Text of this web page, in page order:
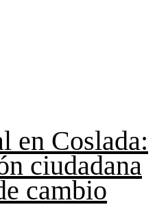
en Coslada:
ciudadana
cambio